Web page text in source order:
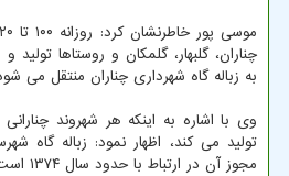
چناران، گلبهار، گلمکان و روستاها
به زباله گاه شهرداری چناران منتقل می
تولید می کند، اظهار نمود: زباله گاه
مجوز آن در ارتباط با حدود سال ۱۳۷۴ است.